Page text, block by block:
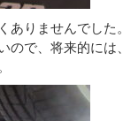
ありませんでした。
ので、将来的には、